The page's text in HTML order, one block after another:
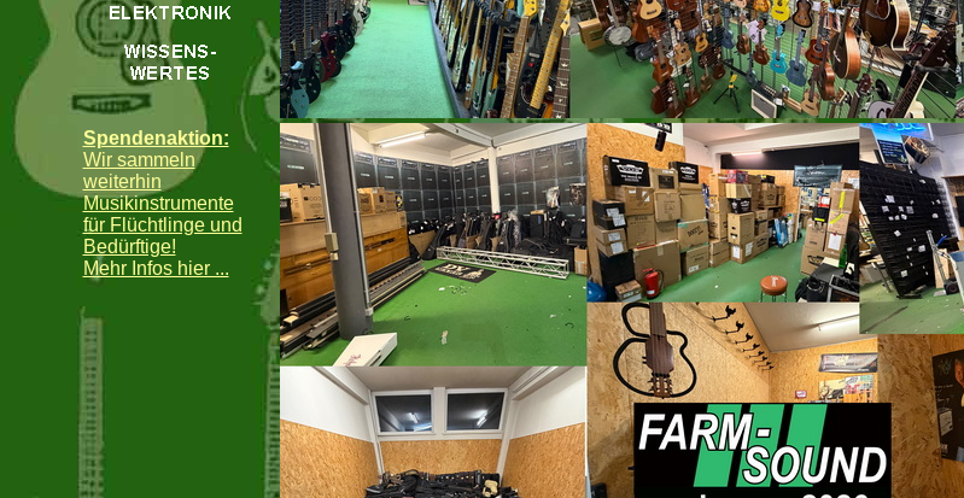
Spendenaktion:
Wir sammeln
weiterhin
Musikinstrumente
für Flüchtlinge und
Bedürftige!
Mehr Infos hier ...